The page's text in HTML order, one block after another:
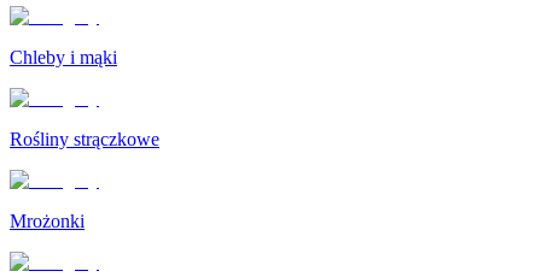
Chleby i mąki
Rośliny strączkowe
Mrożonki